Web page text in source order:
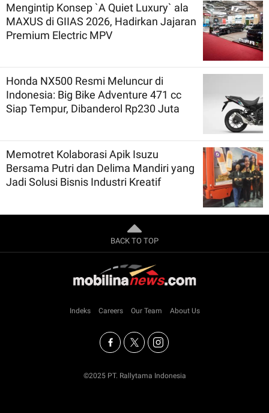
Mengintip Konsep `A Quiet Luxury` ala
MAXUS di GIIAS 2026, Hadirkan Jajaran
Premium Electric MPV
Honda NX500 Resmi Meluncur di
Indonesia: Big Bike Adventure 471 cc
Siap Tempur, Dibanderol Rp230 Juta
Memotret Kolaborasi Apik Isuzu
Bersama Putri dan Delima Mandiri yang
Jadi Solusi Bisnis Industri Kreatif
BACK TO TOP
Indeks Careers Our Team About Us
©2025 PT. Rallytama Indonesia